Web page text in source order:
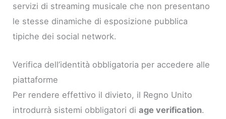
servizi di streaming musicale che non presentano
le stesse dinamiche di esposizione pubblica
tipiche dei social network.
Verifica dell’identità obbligatoria per accedere alle
piattaforme
Per rendere effettivo il divieto, il Regno Unito
introdurrà sistemi obbligatori diage verification.